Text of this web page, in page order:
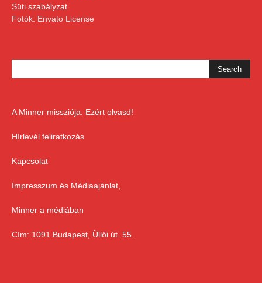
Süti szabályzat
Fotók: Envato License
A Minner missziója. Ezért olvasd!
Hírlevél feliratkozás
Kapcsolat
Impresszum és Médiaajánlat,
Minner a médiában
Cím: 1091 Budapest, Üllői út. 55.